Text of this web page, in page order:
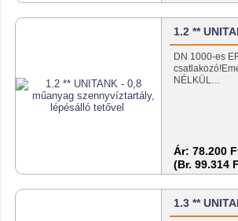
1.2 **
DN 1000-es
NÉLKÜL…
Ár: 78.200
(Br. 99.314
1.3 **